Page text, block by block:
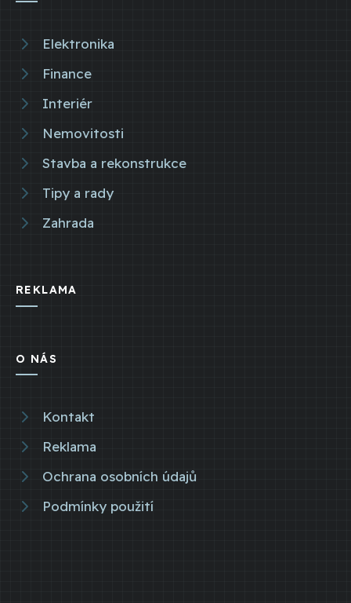
Elektronika
Finance
Interiér
Nemovitosti
Stavba a rekonstrukce
Tipy a rady
Zahrada
REKLAMA
O NÁS
Kontakt
Reklama
Ochrana osobních údajů
Podmínky použití